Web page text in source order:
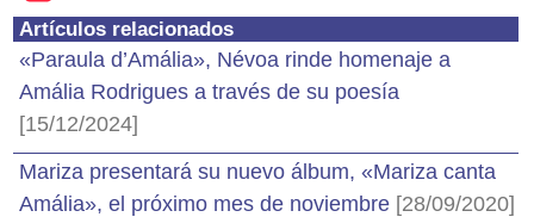
Artículos relacionados
«Paraula d’Amália», Névoa rinde homenaje a
Amália Rodrigues a través de su poesía
[15/12/2024]
Mariza presentará su nuevo álbum, «Mariza canta
Amália», el próximo mes de noviembre [28/09/2020]